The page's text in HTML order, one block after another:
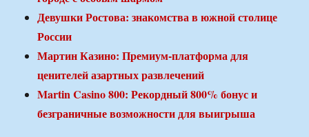
Девушки Ростова: знакомства в южной столице
России
Мартин Казино: Премиум-платформа для
ценителей азартных развлечений
Martin Casino 800: Рекордный 800% бонус и
безграничные возможности для выигрыша